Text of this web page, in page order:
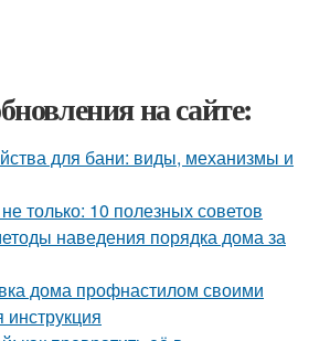
на сайте:
для бани: виды, механизмы и
только: 10 полезных советов
наведения порядка дома за
дома профнастилом своими